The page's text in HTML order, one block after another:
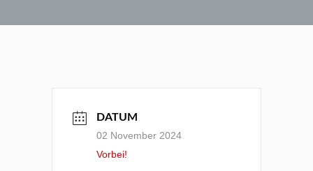
DATUM
02 November 2024
Vorbei!